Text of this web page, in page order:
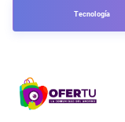
Tecnología